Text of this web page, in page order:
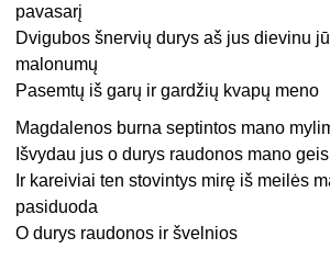
pavasarį
Dvigubos šnervių durys aš jus dievinu
malonumų
Pasemtų iš garų ir gardžių kvapų meno
Magdalenos burna septintos mano
Išvydau jus o durys raudonos mano
Ir kareiviai ten stovintys mirę iš meilės
pasiduoda
O durys raudonos ir švelnios